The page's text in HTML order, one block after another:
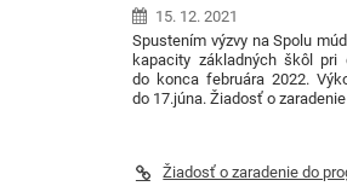
15. 12. 2021
Spustením výzvy na Spolu
kapacity základných škôl pri
do konca februára 2022.
do 17.júna. Žiadosť o
Žiadosť o zaradenie do